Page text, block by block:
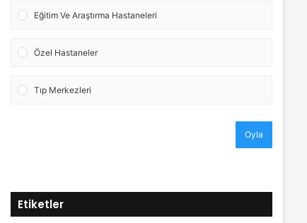
Eğitim Ve Araştırma Hastaneleri
Özel Hastaneler
Tıp Merkezleri
Oyla
Etiketler